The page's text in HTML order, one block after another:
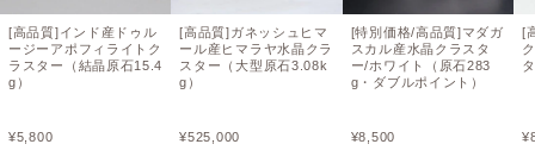
[高品質]インド産ドゥル
ージーアポフィライトク
ラスター（結晶原石15.4
g）
¥5,800
[高品質]ガネッシュヒマ
ール産ヒマラヤ水晶クラ
スター（大型原石3.08k
g）
¥525,000
[特別価格/高品質]マダガ
スカル産水晶クラスタ
ー/ホワイト（原石283
g・ダブルポイント）
¥8,500
[
¥